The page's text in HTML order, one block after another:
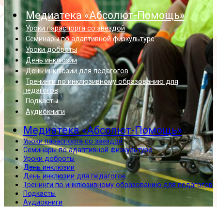
Медиатека «Абсолют-Помощь»
Уроки параспорта со звездой
Семинары по адаптивной физкультуре
Уроки доброты
День инклюзии
День инклюзии для педагогов
Тренинги по инклюзивному образованию для
педагогов
Подкасты
Аудиокниги
Медиатека «Абсолют-Помощь»
Уроки параспорта со звездой
Семинары по адаптивной физкультуре
Уроки доброты
День инклюзии
День инклюзии для педагогов
Тренинги по инклюзивному образованию для педагогов
Подкасты
Аудиокниги